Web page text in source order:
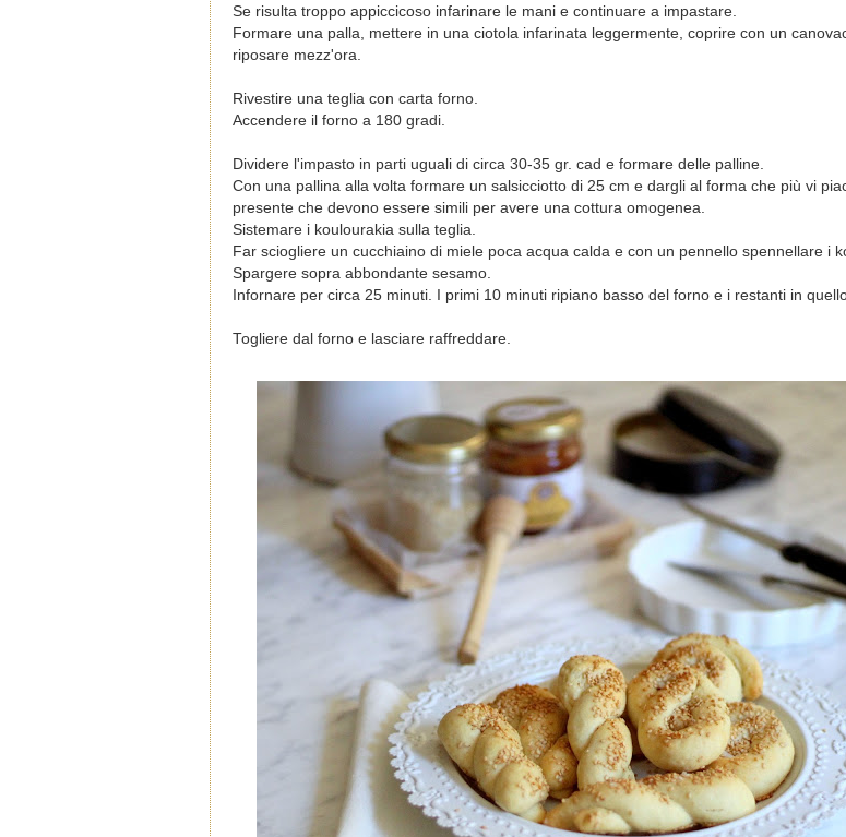
Se risulta troppo appiccicoso infarinare le mani e continuare a impastare.
Formare una palla, mettere in una ciotola infarinata leggermente, coprire con un
riposare mezz'ora.
Rivestire una teglia con carta forno.
Accendere il forno a 180 gradi.
Dividere l'impasto in parti uguali di circa 30-35 gr. cad e formare delle palline.
Con una pallina alla volta formare un salsicciotto di 25 cm e dargli al forma che più vi
presente che devono essere simili per avere una cottura omogenea.
Sistemare i koulourakia sulla teglia.
Far sciogliere un cucchiaino di miele poca acqua calda e con un pennello spennellare i
Spargere sopra abbondante sesamo.
Infornare per circa 25 minuti. I primi 10 minuti ripiano basso del forno e i restanti in
Togliere dal forno e lasciare raffreddare.